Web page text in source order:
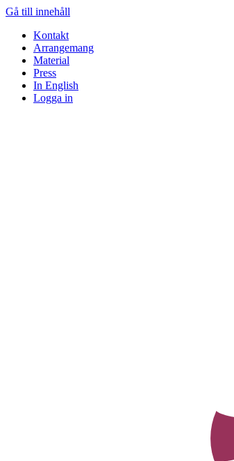
Gå till innehåll
Kontakt
Arrangemang
Material
Press
In English
Logga in